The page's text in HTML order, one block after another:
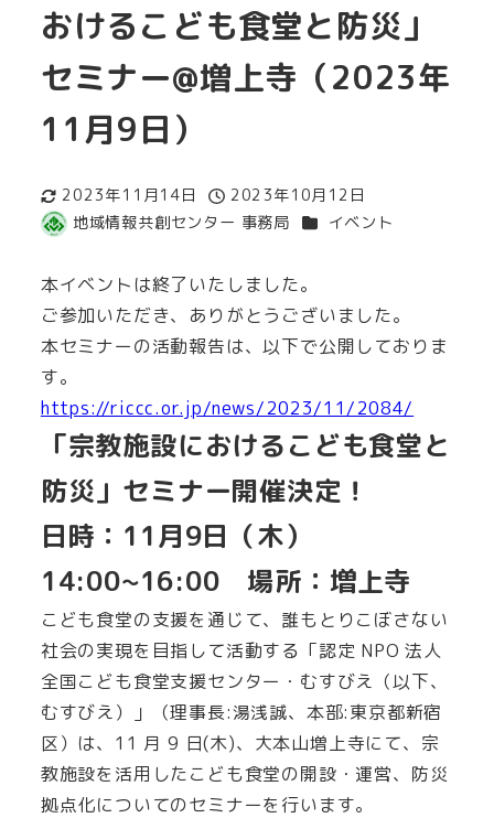
おけるこども食堂と防災」
セミナー@増上寺（2023年
11月9日）
更新日
2023年11月14日
投稿日
2023年10月12日
著
地域情報共創センター 事務局 カテゴリー
イベント
本イベントは終了いたしました。
ご参加いただき、ありがとうございました。
本セミナーの活動報告は、以下で公開しておりま
す。
https://riccc.or.jp/news/2023/11/2084/
「宗教施設におけるこども食堂と
防災」セミナー開催決定！
日時：11月9日（木）
14:00~16:00 場所：増上寺
こども食堂の支援を通じて、誰もとりこぼさない
社会の実現を目指して活動する「認定 NPO 法人
全国こども食堂支援センター・むすびえ（以下、
むすびえ）」（理事⻑:湯浅誠、本部:東京都新宿
区）は、11 月 9 日(木)、大本山増上寺にて、宗
教施設を活用したこども食堂の開設・運営、防災
拠点化についてのセミナーを行います。